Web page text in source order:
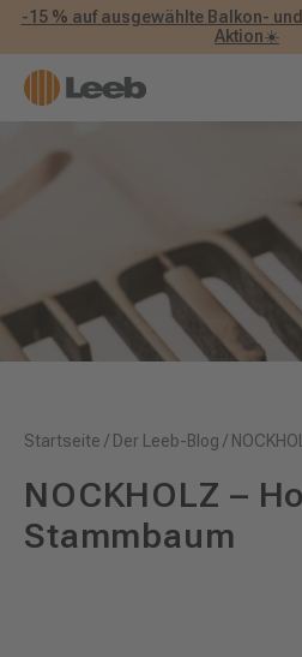
-15 % auf ausgewählte Balkon-
Aktion☀️
Startseite / Der Leeb-Blog /
NOCKHOLZ –
Stammbaum